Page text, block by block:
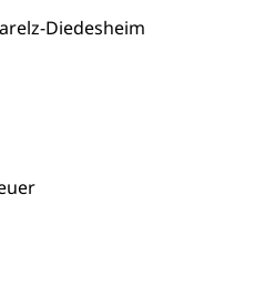
Diedesheim